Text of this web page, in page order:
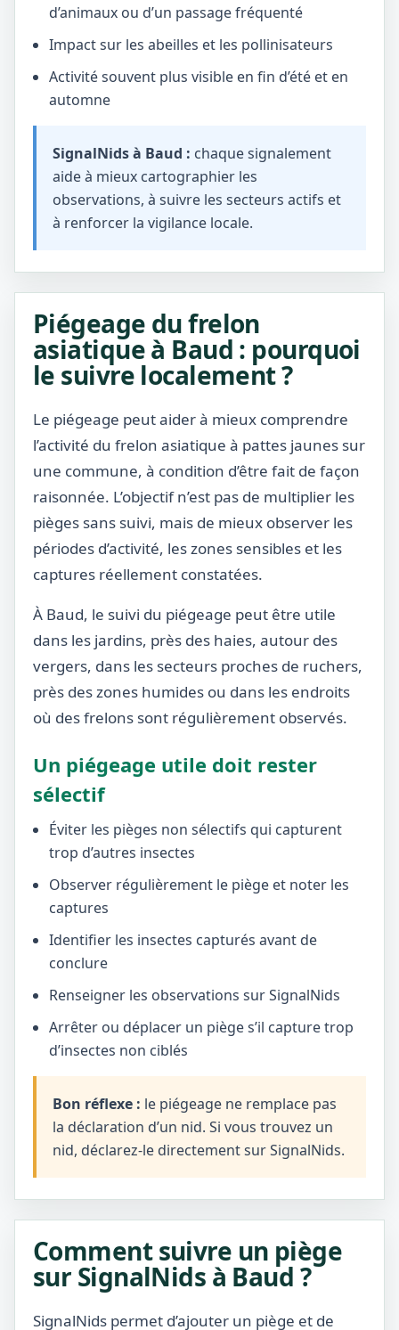
d’animaux ou d’un passage fréquenté
Impact sur les abeilles et les pollinisateurs
Activité souvent plus visible en fin d’été et en
automne
SignalNids à Baud : chaque signalement
aide à mieux cartographier les
observations, à suivre les secteurs actifs et
à renforcer la vigilance locale.
Piégeage du frelon
asiatique à Baud : pourquoi
le suivre localement ?
Le piégeage peut aider à mieux comprendre
l’activité du frelon asiatique à pattes jaunes sur
une commune, à condition d’être fait de façon
raisonnée. L’objectif n’est pas de multiplier les
pièges sans suivi, mais de mieux observer les
périodes d’activité, les zones sensibles et les
captures réellement constatées.
À Baud, le suivi du piégeage peut être utile
dans les jardins, près des haies, autour des
vergers, dans les secteurs proches de ruchers,
près des zones humides ou dans les endroits
où des frelons sont régulièrement observés.
Un piégeage utile doit rester
sélectif
Éviter les pièges non sélectifs qui capturent
trop d’autres insectes
Observer régulièrement le piège et noter les
captures
Identifier les insectes capturés avant de
conclure
Renseigner les observations sur SignalNids
Arrêter ou déplacer un piège s’il capture trop
d’insectes non ciblés
Bon réflexe : le piégeage ne remplace pas
la déclaration d’un nid. Si vous trouvez un
nid, déclarez-le directement sur SignalNids.
Comment suivre un piège
sur SignalNids à Baud ?
SignalNids permet d’ajouter un piège et de